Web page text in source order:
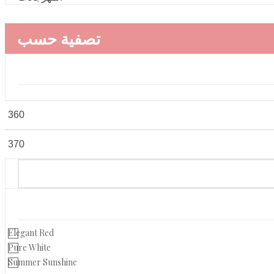
تصفية حسب
Elegant Red
Pure White
Summer Sunshine